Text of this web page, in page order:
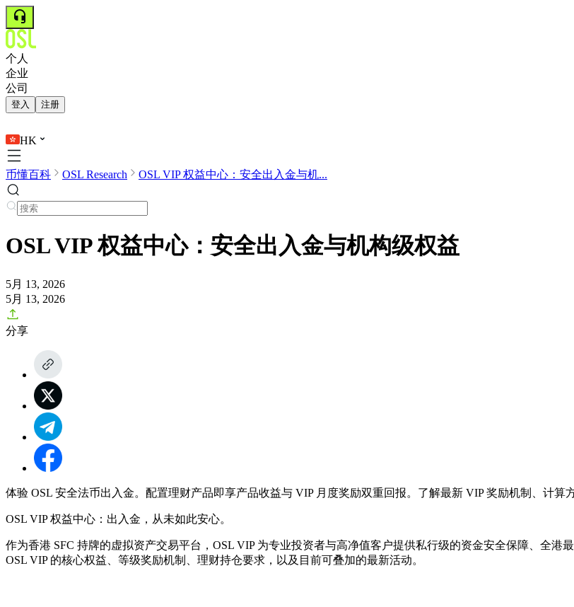
个人
企业
公司
登入 注册
HK
币懂百科 OSL Research OSL VIP 权益中心：安全出入金与机...
OSL VIP 权益中心：安全出入金与机构级权益
5月 13, 2026
5月 13, 2026
分享
体验 OSL 安全法币出入金。配置理财产品即享产品收益与 VIP 月度奖励双重回报。了解最新 VIP 奖励机制、计算
OSL VIP 权益中心：出入金，从未如此安心。
作为香港 SFC 持牌的虚拟资产交易平台，OSL VIP 为专业投资者与高净值客户提供私行级的资金安全保障、全
OSL VIP 的核心权益、等级奖励机制、理财持仓要求，以及目前可叠加的最新活动。